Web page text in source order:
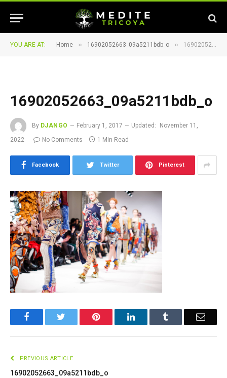
YOU ARE AT: Home » 16902052663_09a5211bdb_o » 16902052663_09a5211bdb_o
16902052663_09a5211bdb_o
By DJANGO February 1, 2017 Updated:
November 11,
2022
No Comments 1 Min Read
Facebook Twitter Pinterest
Facebook Pinterest LinkedIn Email
PREVIOUS ARTICLE
16902052663_09a5211bdb_o